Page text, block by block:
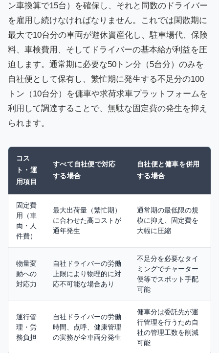
ン車換算で15台）を確保し、それと同数のドライバー
を雇用し続けなければなりません。これでは閑散期に
最大で10台分の車両が遊休資産化し、駐車場代、保険
料、車検費用、そしてドライバーの基本給が利益を圧
迫します。通常期に必要な50トン分（5台分）のみを
自社便として保有し、繁忙期に発生する不足分の100
トン（10台分）を傭車や求荷求車プラットフォームを
利用して調達することで、無駄な固定費の発生を抑え
られます。
コス
ト・運
用項目
すべて自社便で対応
する場合
自社便と傭車を併用
する場合
固定費
用（車
両・人
件費）
最大出荷量（繁忙期）
に合わせた高コストが
通年発生
通常期の最低限の規
模に抑え、固定費を
大幅に圧縮
物量変
動への
対応力
自社ドライバーの労働
上限により物理的に対
応不可能な場合あり
不足分を必要なタイ
ミングでチャーター
便等でスポット手配
可能
運行管
理・労
務負担
自社ドライバーの労働
時間、点呼、健康管理
の実務が全車両分発生
傭車分は委託先が運
行管理を行うため自
社の管理工数を削減
可能